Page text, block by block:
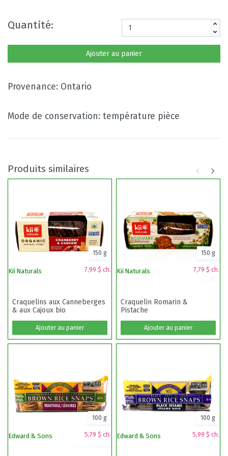
Quantité:
Ajouter au panier
Provenance: Ontario
Mode de conservation: température pièce
Produits similaires
Kii Naturals 7,99 $ ch.
150 g
Craquelins aux Canneberges
& aux Cajoux bio
Ajouter au panier
Kii Naturals 7,79 $ ch.
150 g
Craquelin Romarin &
Pistache
Ajouter au panier
Edward & Sons 5,79 $ ch.
100 g
Edward & Sons 5,99 $ ch.
100 g